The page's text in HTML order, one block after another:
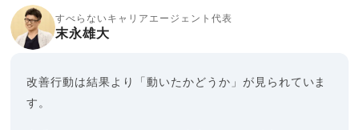
すべらないキャリアエージェント代表
末永雄大
改善行動は結果より「動いたかどうか」が見られていま
す。